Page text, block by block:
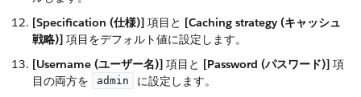
[Specification (仕様)] ​ 項目と ​ [Caching strategy (キャッシュ
戦略)] ​ 項目をデフォルト値に設定します。
[Username (ユーザー名)] ​ 項目と ​ [Password (パスワード)] ​ 項
目の両方を ​
admin
​ に設定します。